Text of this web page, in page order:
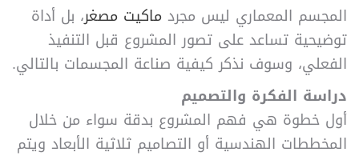
المجسم المعماري ليس مجرد ماكيت مصغر، بل أداة
توضيحية تساعد على تصور المشروع قبل التنفيذ
الفعلي، وسوف نذكر كيفية صناعة المجسمات بالتالي.
دراسة الفكرة والتصميم
أول خطوة هي فهم المشروع بدقة سواء من خلال
المخططات الهندسية أو التصاميم ثلاثية الأبعاد ويتم